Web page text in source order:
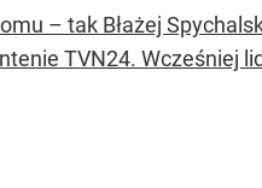
– tak Błażej
TVN24. Wcześniej